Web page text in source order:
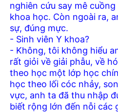
nghiên cứu say mê
khoa học. Còn ngoài ra,
sự, đúng mực.
- Sinh viên Y khoa?
- Không, tôi không hiểu
rất giỏi về giải phẫu, về
theo học một lớp học
học theo lối cóc nhảy,
vực, anh ta đã thu nhập
biết rộng lớn đến nỗi các